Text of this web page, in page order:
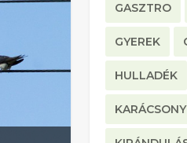
GASZTRO
GYEREK
HULLADÉK
KARÁCSONY